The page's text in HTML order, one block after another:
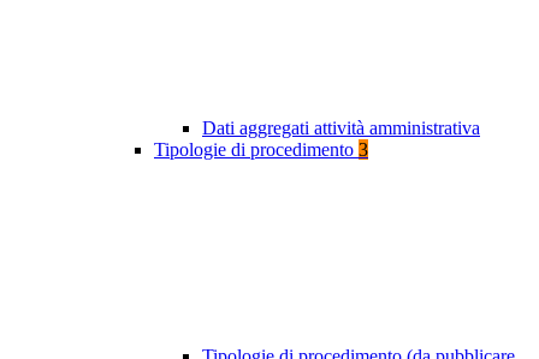
Dati aggregati attività amministrativa
Tipologie di procedimento 3